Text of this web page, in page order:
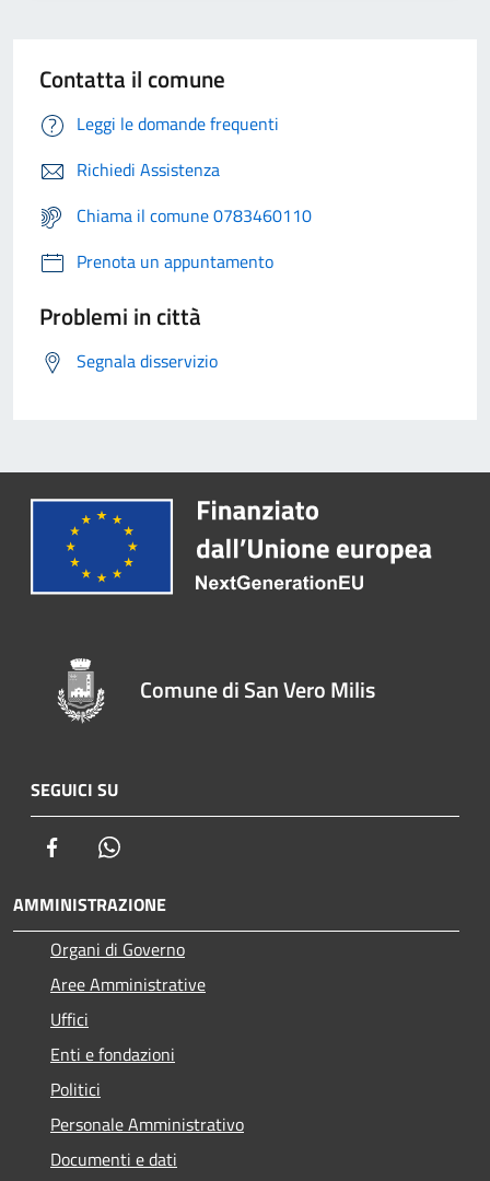
Contatta il comune
Leggi le domande frequenti
Richiedi Assistenza
Chiama il comune 0783460110
Prenota un appuntamento
Problemi in città
Segnala disservizio
Comune di San Vero Milis
SEGUICI SU
Facebook
AMMINISTRAZIONE
Organi di Governo
Aree Amministrative
Uffici
Enti e fondazioni
Politici
Personale Amministrativo
Documenti e dati